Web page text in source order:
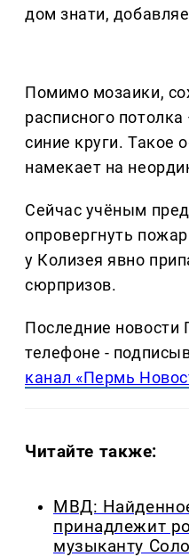
дом знати,
Помимо мозаики,
расписного
синие круги. Такое
намекает на
Сейчас учёным
опровергнуть
у Колизея явно
сюрпризов.
Последние
телефоне -
канал «Пермь
Читайте также:
МВД:
принадлежит
музыканту